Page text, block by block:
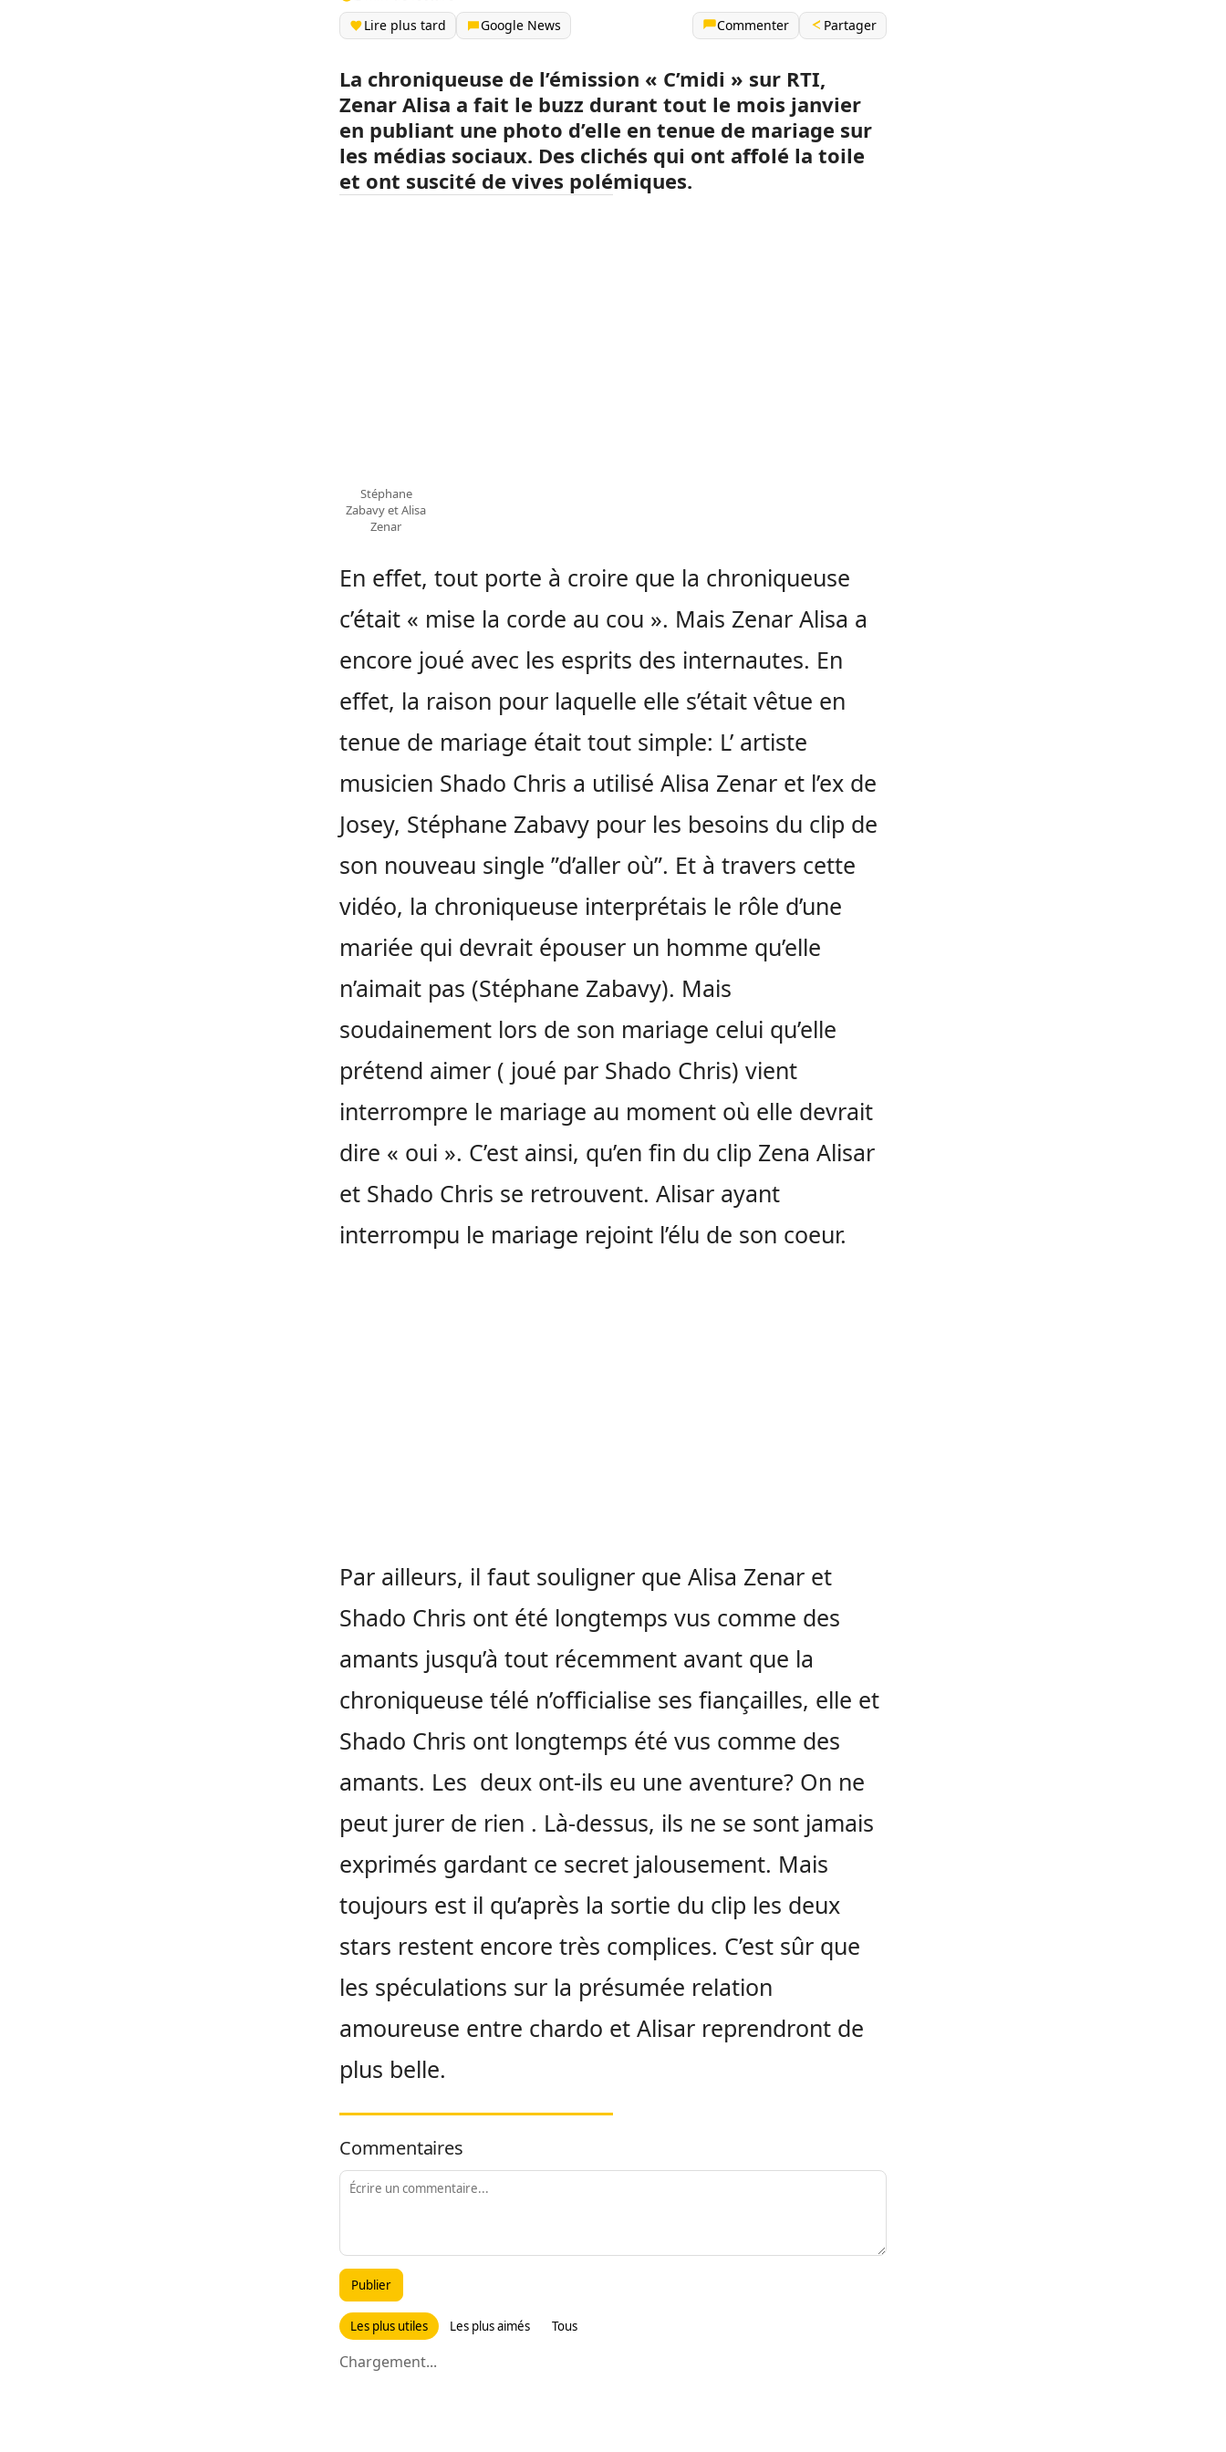
Lire plus tard
Google News Commenter Partager
La chroniqueuse de l’émission « C’midi » sur RTI,
Zenar Alisa a fait le buzz durant tout le mois janvier
en publiant une photo d’elle en tenue de mariage sur
les médias sociaux. Des clichés qui ont affolé la toile
et ont suscité de vives polémiques.
Stéphane
Zabavy et Alisa
Zenar
En effet, tout porte à croire que la chroniqueuse
c’était « mise la corde au cou ». Mais Zenar Alisa a
encore joué avec les esprits des internautes. En
effet, la raison pour laquelle elle s’était vêtue en
tenue de mariage était tout simple: L’ artiste
musicien Shado Chris a utilisé Alisa Zenar et l’ex de
Josey, Stéphane Zabavy pour les besoins du clip de
son nouveau single ”d’aller où”. Et à travers cette
vidéo, la chroniqueuse interprétais le rôle d’une
mariée qui devrait épouser un homme qu’elle
n’aimait pas (Stéphane Zabavy). Mais
soudainement lors de son mariage celui qu’elle
prétend aimer ( joué par Shado Chris) vient
interrompre le mariage au moment où elle devrait
dire « oui ». C’est ainsi, qu’en fin du clip Zena Alisar
et Shado Chris se retrouvent. Alisar ayant
interrompu le mariage rejoint l’élu de son coeur.
Par ailleurs, il faut souligner que Alisa Zenar et
Shado Chris ont été longtemps vus comme des
amants jusqu’à tout récemment avant que la
chroniqueuse télé n’officialise ses fiançailles, elle et
Shado Chris ont longtemps été vus comme des
amants. Les deux ont-ils eu une aventure? On ne
peut jurer de rien . Là-dessus, ils ne se sont jamais
exprimés gardant ce secret jalousement. Mais
toujours est il qu’après la sortie du clip les deux
stars restent encore très complices. C’est sûr que
les spéculations sur la présumée relation
amoureuse entre chardo et Alisar reprendront de
plus belle.
Commentaires
Publier
Les plus utiles Les plus aimés Tous
Chargement...